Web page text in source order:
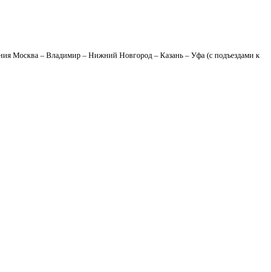
Москва – Владимир – Нижний Новгород – Казань – Уфа (с подъездами к